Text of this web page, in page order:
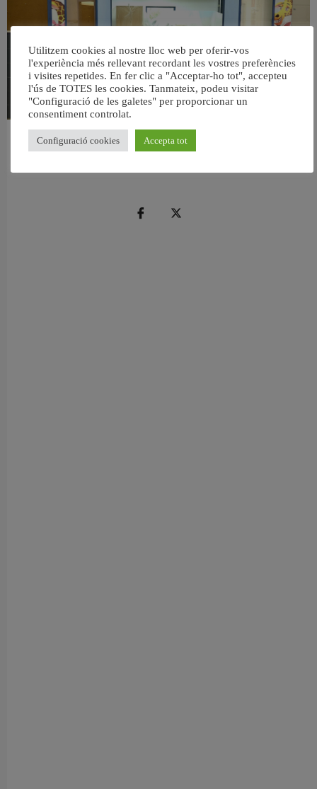
València reforma l’Escola Infantil Pardalets i instal·larà aire condicionat a totes
les aules
Utilitzem cookies al nostre lloc web per oferir-vos
l'experiència més rellevant recordant les vostres preferències
i visites repetides. En fer clic a "Acceptar-ho tot", accepteu
l'ús de TOTES les cookies. Tanmateix, podeu visitar
"Configuració de les galetes" per proporcionar un
consentiment controlat.
Configuració cookies Accepta tot